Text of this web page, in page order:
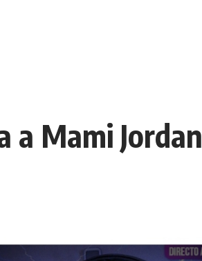
a Mami Jordan